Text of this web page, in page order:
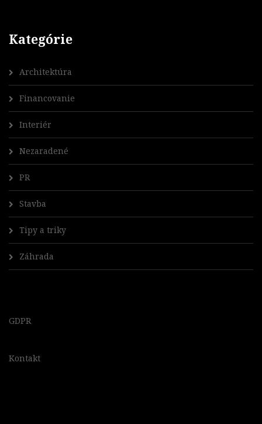
Kategórie
Architektúra
Financovanie
Interiér
Nezaradené
PR
Stavba
Tipy a triky
Záhrada
GDPR
Kontakt